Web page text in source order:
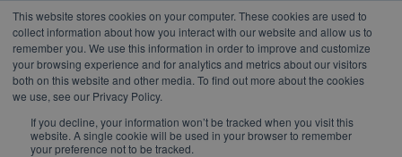
This website stores cookies on your computer. These cookies are used to
collect information about how you interact with our website and allow us to
remember you. We use this information in order to improve and customize
your browsing experience and for analytics and metrics about our visitors
both on this website and other media. To find out more about the cookies
we use, see our Privacy Policy.
If you decline, your information won’t be tracked when you visit this
website. A single cookie will be used in your browser to remember
your preference not to be tracked.
h
a
t
s
a
p
a
c
e
b
o
o
k
o
u
t
u
b
e
n
s
t
a
g
r
a
m
i
n
k
e
d
i
n
mercadeo@eib.esinventor.comWhatsApp:+57
3103229640PBX: + 601 342 80 45